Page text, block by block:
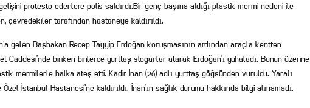
gelişini protesto edenlere polis saldırdı.Bir genç başına aldığı plastik mermi nedeni ile
çevredekiler tarafından hastaneye kaldırıldı.
gelen Başbakan Recep Tayyip Erdoğan konuşmasının ardından araçla kentten
Caddesi’nde biriken binlerce yurttaş sloganlar atarak Erdoğan’ı yuhaladı. Bunun üzerine
mermilerle halka ateş etti. Kadir İnan (26) adlı yurttaş göğsünden vuruldu. Yaralı
İstanbul Hastanesi’ne kaldırıldı. İnan’ın sağlık durumu hakkında bilgi alınamadı.